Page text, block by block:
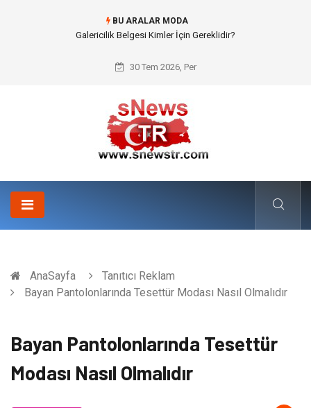
BU ARALAR MODA
Galericilik Belgesi Kimler İçin Gereklidir?
30 Tem 2026, Per
AnaSayfa
Tanıtıcı Reklam
Bayan Pantolonlarında Tesettür Modası Nasıl Olmalıdır
Bayan Pantolonlarında Tesettür
Modası Nasıl Olmalıdır